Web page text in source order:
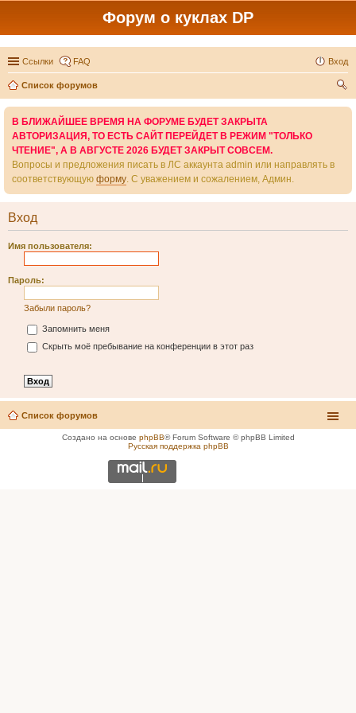
Форум о куклах DP
Ссылки FAQ Вход
Список форумов
В БЛИЖАЙШЕЕ ВРЕМЯ НА ФОРУМЕ БУДЕТ ЗАКРЫТА
АВТОРИЗАЦИЯ, ТО ЕСТЬ САЙТ ПЕРЕЙДЕТ В РЕЖИМ "ТОЛЬКО
ЧТЕНИЕ", А В АВГУСТЕ 2026 БУДЕТ ЗАКРЫТ СОВСЕМ.
Вопросы и предложения писать в ЛС аккаунта admin или направлять в
соответствующую форму. С уважением и сожалением, Админ.
Вход
Имя пользователя:
Пароль:
Забыли пароль?
Запомнить меня
Скрыть моё пребывание на конференции в этот раз
Список форумов
Создано на основе phpBB® Forum Software © phpBB Limited
Русская поддержка phpBB